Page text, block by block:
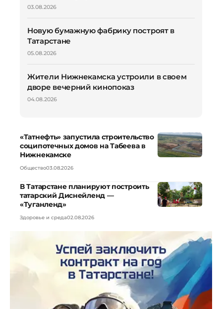
03.08.2026
Новую бумажную фабрику построят в
Татарстане
05.08.2026
Жители Нижнекамска устроили в своем
дворе вечерний кинопоказ
04.08.2026
«Татнефть» запустила строительство
соципотечных домов на Табеева в
Нижнекамске
Общество03.08.2026
В Татарстане планируют построить
татарский Диснейленд —
«Туганленд»
Здоровье и среда02.08.2026